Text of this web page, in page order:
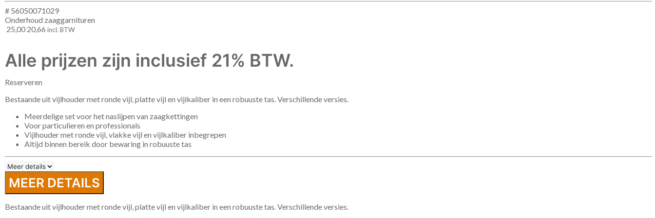
# 56050071029
Onderhoud zaaggarnituren
25,00 20,66 incl. BTW
Alle prijzen zijn inclusief 21% BTW.
Reserveren
Bestaande uit vijlhouder met ronde vijl, platte vijl en vijlkaliber in een robuuste tas. Verschillende versies.
Meerdelige set voor het naslijpen van zaagkettingen
Voor particulieren en professionals
Vijlhouder met ronde vijl, vlakke vijl en vijlkaliber inbegrepen
Altijd binnen bereik door bewaring in robuuste tas
MEER DETAILS
Bestaande uit vijlhouder met ronde vijl, platte vijl en vijlkaliber in een robuuste tas. Verschillende versies.